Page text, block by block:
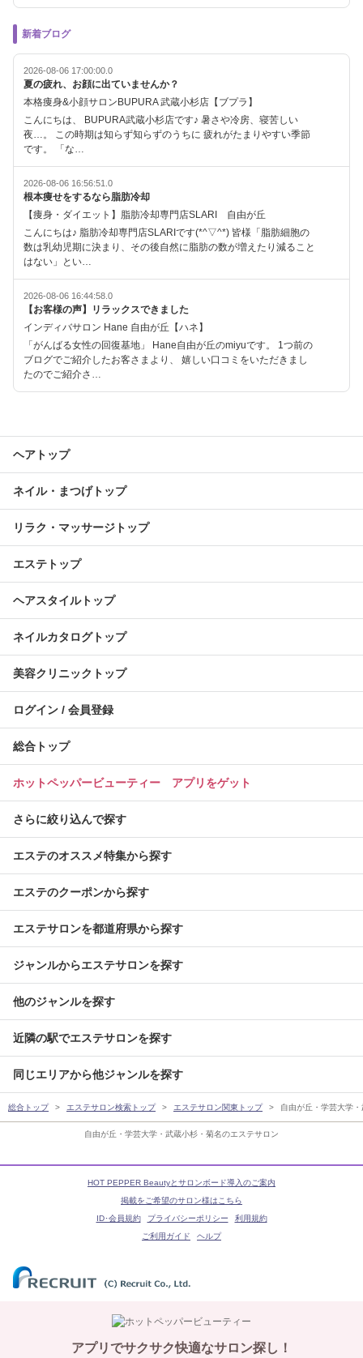
自由が丘・学芸大学・武蔵小杉・菊名のエステサロン
新着ブログ
2026-08-06 17:00:00.0
夏の疲れ、お顔に出ていませんか？
本格痩身&小顔サロンBUPURA 武蔵小杉店【ブプラ】
こんにちは、 BUPURA武蔵小杉店です♪ 暑さや冷房、寝苦しい
夜…。 この時期は知らず知らずのうちに 疲れがたまりやすい季節
です。 「な…
2026-08-06 16:56:51.0
根本痩せをするなら脂肪冷却
【痩身・ダイエット】脂肪冷却専門店SLARI 自由が丘
こんにちは♪ 脂肪冷却専門店SLARIです(*^▽^*) 皆様「脂肪細胞の
数は乳幼児期に決まり、その後自然に脂肪の数が増えたり減ること
はない」とい…
2026-08-06 16:44:58.0
【お客様の声】リラックスできました
インディバサロン Hane 自由が丘【ハネ】
「がんばる女性の回復基地」 Hane自由が丘のmiyuです。 1つ前の
ブログでご紹介したお客さまより、 嬉しい口コミをいただきまし
たのでご紹介さ…
ヘアトップ
ネイル・まつげトップ
リラク・マッサージトップ
エステトップ
ヘアスタイルトップ
ネイルカタログトップ
美容クリニックトップ
ログイン / 会員登録
総合トップ
ホットペッパービューティー アプリをゲット
さらに絞り込んで探す
エステのオススメ特集から探す
エステのクーポンから探す
エステサロンを都道府県から探す
ジャンルからエステサロンを探す
他のジャンルを探す
近隣の駅でエステサロンを探す
同じエリアから他ジャンルを探す
総合トップ エステサロン検索トップ エステサロン関東トップ 自由が丘・学芸大学
HOT PEPPER Beautyとサロンボード導入のご案内
掲載をご希望のサロン様はこちら
ID･会員規約
プライバシーポリシー
利用規約
ご利用ガイド
ヘルプ
アプリでサクサク快適なサロン探し！